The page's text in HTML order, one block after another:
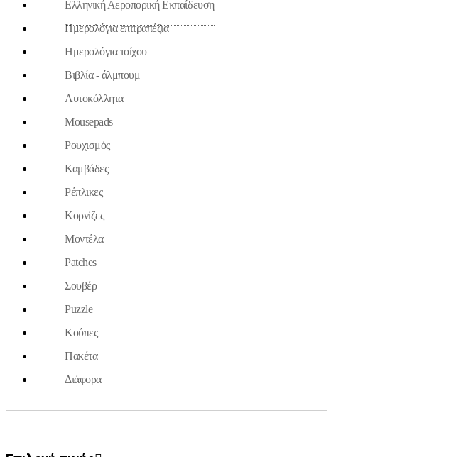
Ελληνική Αεροπορική Εκπαίδευση
Ημερολόγια επιτραπέζια
Ημερολόγια τοίχου
Βιβλία - άλμπουμ
Aυτοκόλλητα
Mousepads
Ρουχισμός
Καμβάδες
Ρέπλικες
Κορνίζες
Μοντέλα
Patches
Σουβέρ
Puzzle
Κούπες
Πακέτα
Διάφορα